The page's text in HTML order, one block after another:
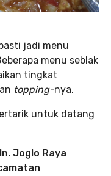
jadi menu
menu seblak
tingkat
topping-nya.
untuk datang
Joglo Raya